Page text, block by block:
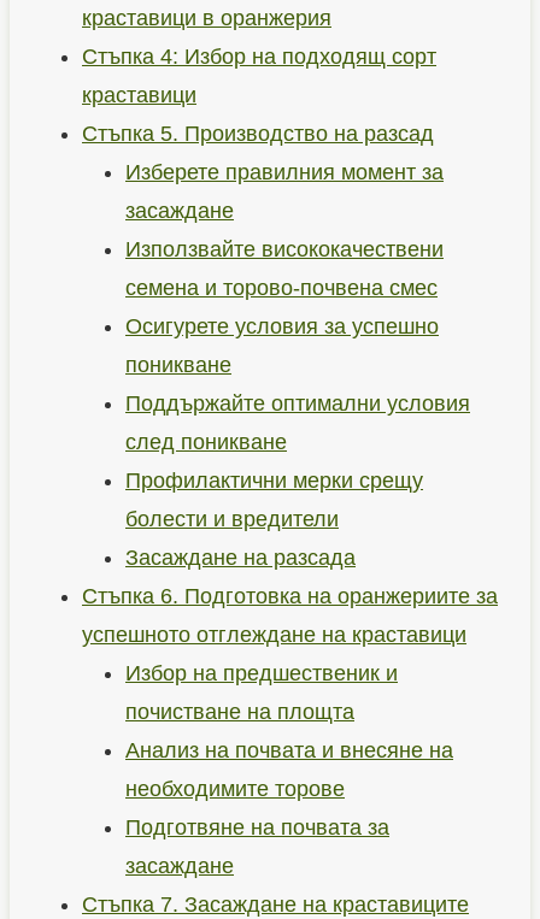
краставици в оранжерия
Стъпка 4: Избор на подходящ сорт
краставици
Стъпка 5. Производство на разсад
Изберете правилния момент за
засаждане
Използвайте висококачествени
семена и торово-почвена смес
Осигурете условия за успешно
поникване
Поддържайте оптимални условия
след поникване
Профилактични мерки срещу
болести и вредители
Засаждане на разсада
Стъпка 6. Подготовка на оранжериите за
успешното отглеждане на краставици
Избор на предшественик и
почистване на площта
Анализ на почвата и внесяне на
необходимите торове
Подготвяне на почвата за
засаждане
Стъпка 7. Засаждане на краставиците